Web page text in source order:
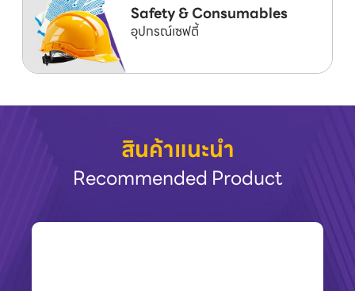
Safety & Consumables
อุปกรณ์เซฟตี้
สินค้าแนะนำ
Recommended Product